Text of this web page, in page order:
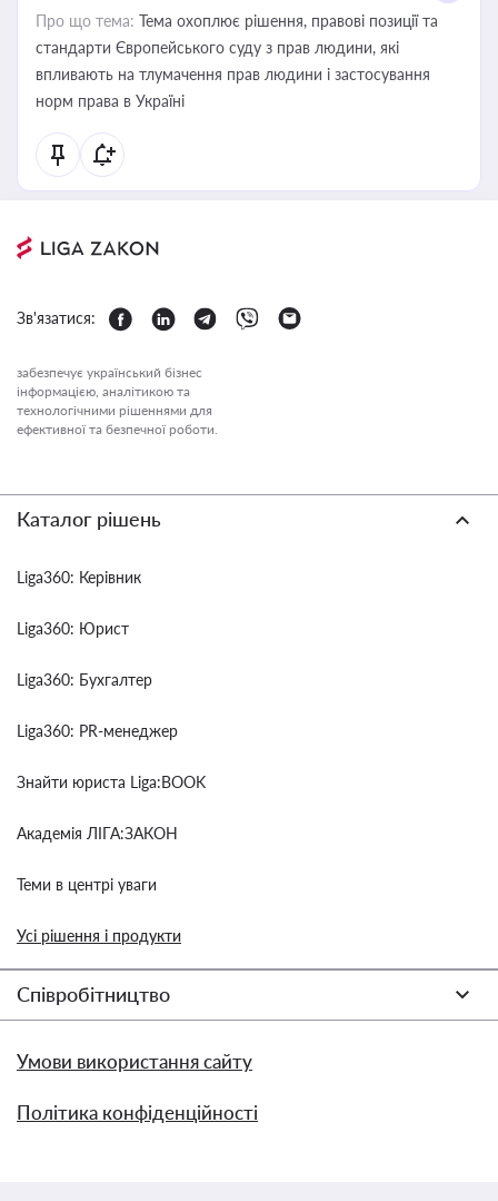
Про що тема: Тема охоплює рішення, правові позиції та
стандарти Європейського суду з прав людини, які
впливають на тлумачення прав людини і застосування
норм права в Україні
Зв'язатися:
забезпечує український бізнес
інформацією, аналітикою та
технологічними рішеннями для
ефективної та безпечної роботи.
Каталог рішень
Liga360: Керівник
Liga360: Юрист
Liga360: Бухгалтер
Liga360: PR-менеджер
Знайти юриста Liga:BOOK
Академія ЛІГА:ЗАКОН
Теми в центрі уваги
Усі рішення і продукти
Співробітництво
Умови використання сайту
Політика конфіденційності